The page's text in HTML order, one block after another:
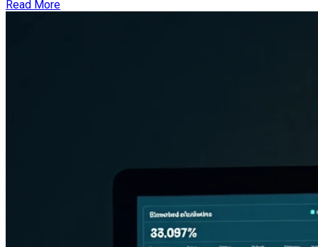
Read More